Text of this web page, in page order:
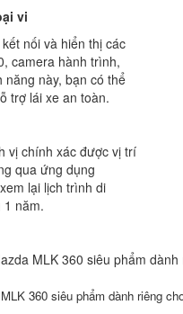
vi
nối và hiển thị các
camera hành trình,
này, bạn có thể
trợ lái xe an toàn.
vị chính xác được vị trí
qua ứng dụng
lại lịch trình di
1 năm.
360 siêu phẩm dành riêng